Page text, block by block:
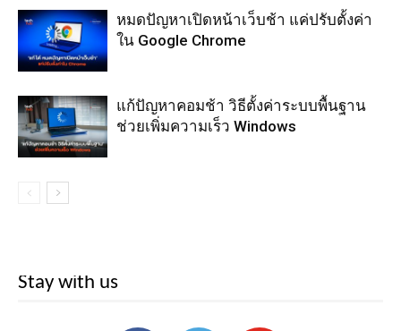
หมดปัญหาเปิดหน้าเว็บช้า แค่ปรับตั้งค่า
ใน Google Chrome
แก้ปัญหาคอมช้า วิธีตั้งค่าระบบพื้นฐาน
ช่วยเพิ่มความเร็ว Windows
Stay with us